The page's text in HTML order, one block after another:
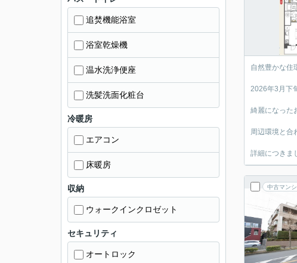
自然豊かな住
2026年3月下
綺麗になった
周辺環境と合
詳細につきま
中古マン
追焚機能浴室
浴室乾燥機
温水洗浄便座
洗髪洗面化粧台
冷暖房
エアコン
床暖房
収納
ウォークインクロゼット
セキュリティ
オートロック